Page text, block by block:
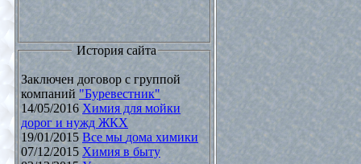
История сайта
Заключен договор с группой
компаний "Буревестник"
14/05/2016 Химия для мойки
дорог и нужд ЖКХ
19/01/2015
Все мы дома химики
07/12/2015 Химия в быту